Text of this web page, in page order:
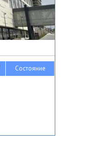
Состояние